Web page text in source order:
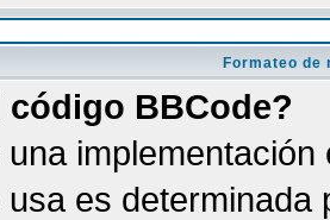
Formateo de
código BBCode?
usa es